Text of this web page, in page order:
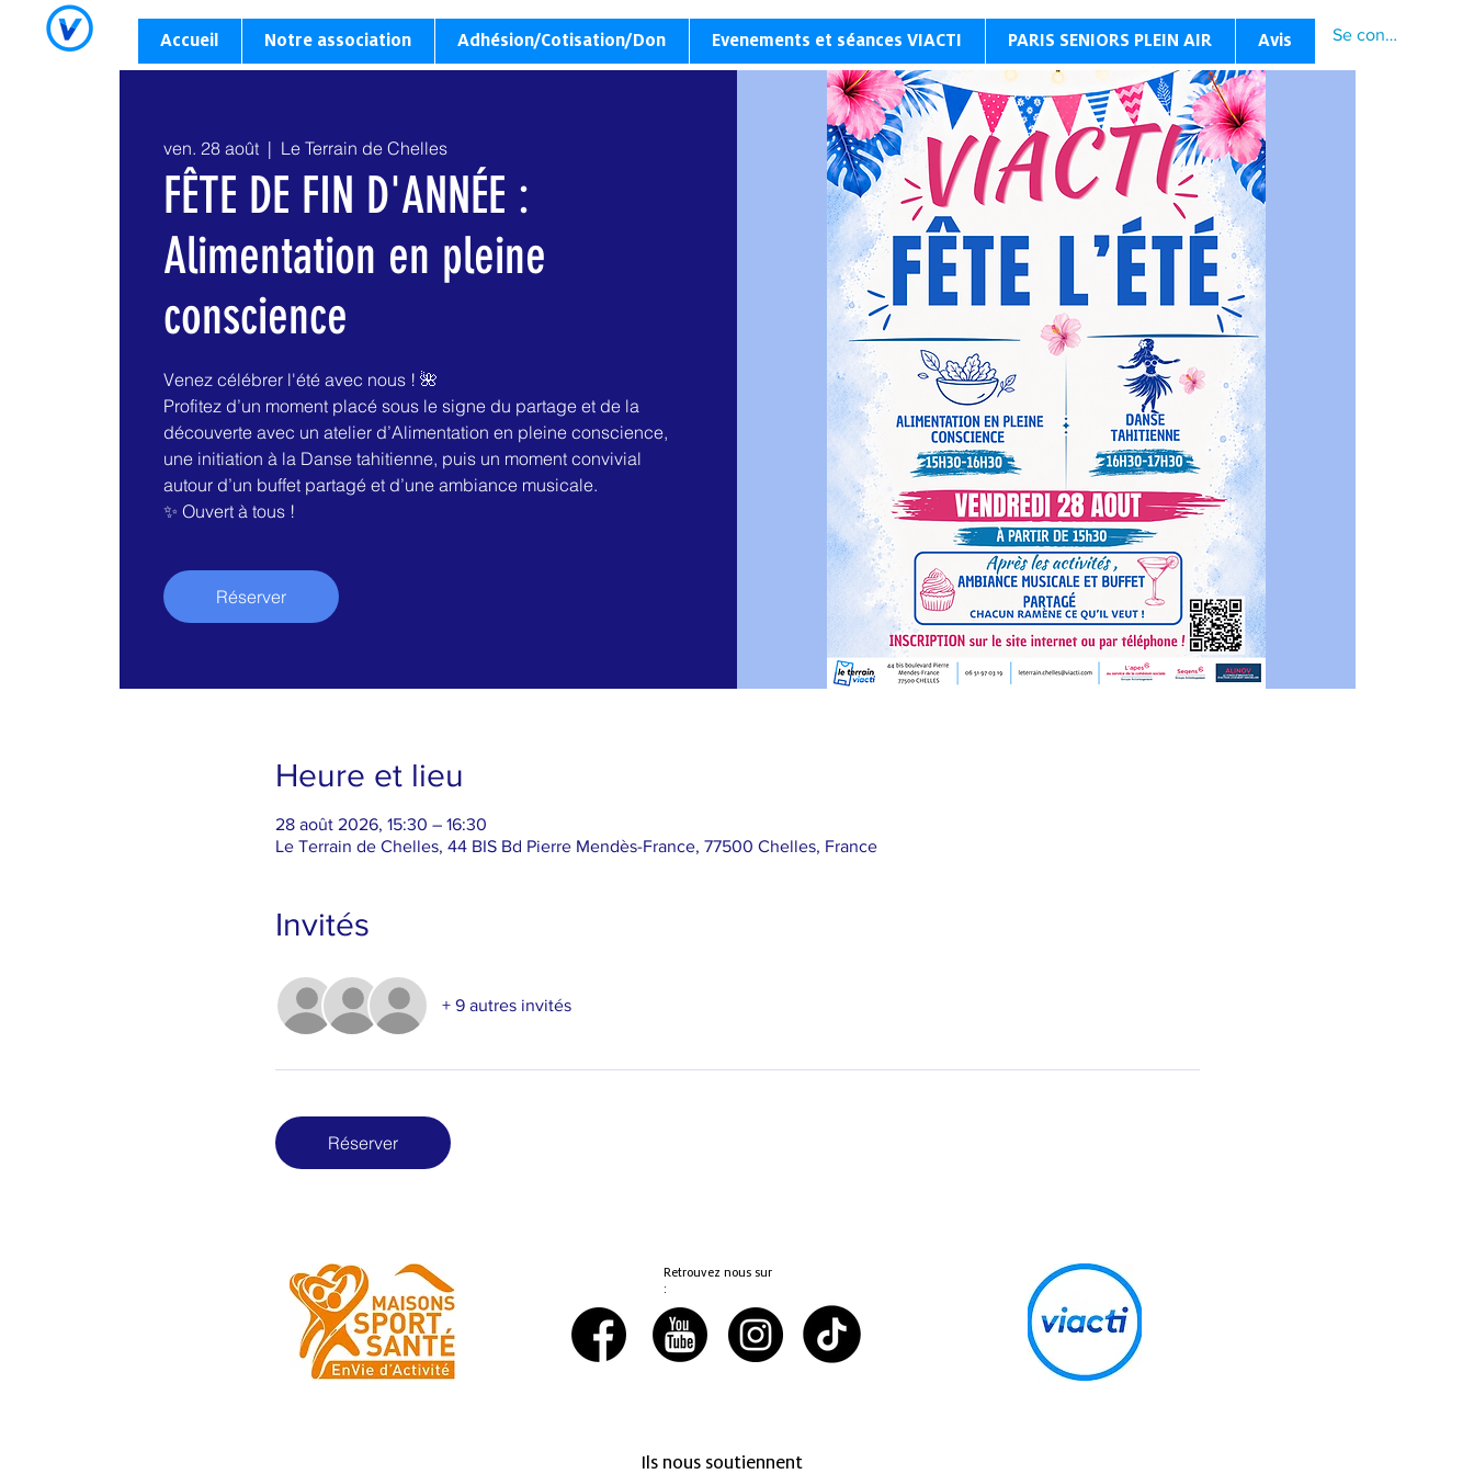
Accueil Notre association Adhésion/Cotisation/Don Evenements et séances VIACTI PARIS SENIORS PLEIN AIR Avis Se connecter
ven. 28 août
  |
Le Terrain de Chelles
FÊTE DE FIN D'ANNÉE :
Alimentation en pleine
conscience
Venez célébrer l'été avec nous ! 🌺
Profitez d’un moment placé sous le signe du partage et de la
découverte avec un atelier d’Alimentation en pleine conscience,
une initiation à la Danse tahitienne, puis un moment convivial
autour d’un buffet partagé et d’une ambiance musicale.
✨ Ouvert à tous !
Réserver
Heure et lieu
28 août 2026, 15:30 – 16:30
Le Terrain de Chelles, 44 BIS Bd Pierre Mendès-France, 77500 Chelles, France
Invités
+ 9 autres invités
Réserver
Retrouvez nous sur
:
Ils nous soutiennent